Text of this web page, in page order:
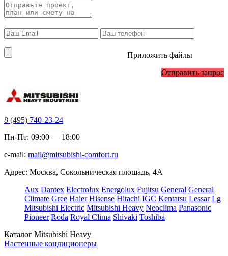
Приложить файлы
Отправить запрос
8 (495) 740-23-24
Пн-Пт: 09:00 — 18:00
e-mail: mail@mitsubishi-comfort.ru
Адрес: Москва, Сокольническая площадь, 4А
Aux Dantex Electrolux Energolux Fujitsu General General
Climate Gree Haier Hisense Hitachi IGC Kentatsu Lessar Lg
Mitsubishi Electric Mitsubishi Heavy Neoclima Panasonic
Pioneer Roda Royal Clima Shivaki Toshiba
Каталог Mitsubishi Heavy
Настенные кондиционеры